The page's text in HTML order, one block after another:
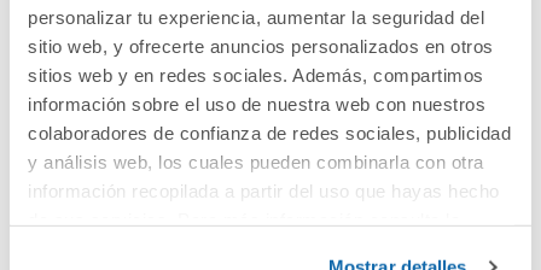
personalizar tu experiencia, aumentar la seguridad del
sitio web, y ofrecerte anuncios personalizados en otros
sitios web y en redes sociales. Además, compartimos
información sobre el uso de nuestra web con nuestros
colaboradores de confianza de redes sociales, publicidad
y análisis web, los cuales pueden combinarla con otra
información recopilada a partir del uso que hayas hecho
Cuéntanos tu opinión
¡Sé el primero en valorar este producto!
Debes iniciar sesión para poder valorarlo